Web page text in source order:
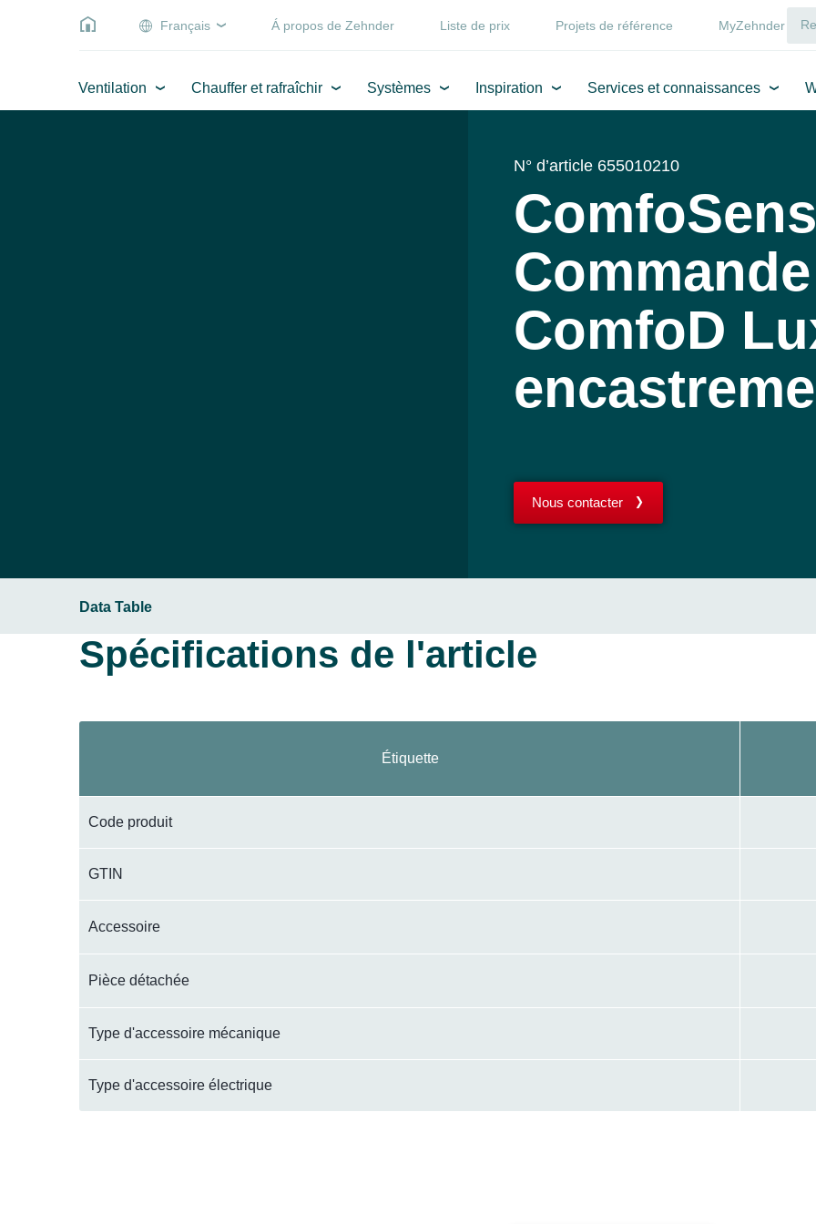
Français Á propos de Zehnder Liste de prix Projets de référence MyZehnder
Ventilation Chauffer et rafraîchir Systèmes Inspiration Services et connaissances
N° d’article 655010210
ComfoD
Nous contacter
Data Table
Spécifications de l'article
Étiquette
Code produit
GTIN
Accessoire
Pièce détachée
Type d'accessoire mécanique
Type d'accessoire électrique